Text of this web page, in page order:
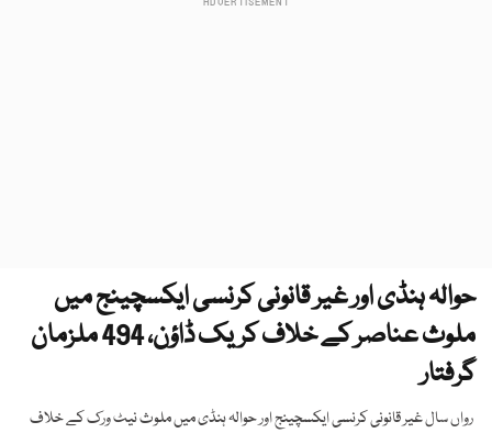
حوالہ ہنڈی اور غیر قانونی کرنسی ایکسچینج میں
ملوث عناصر کے خلاف کریک ڈاؤن، 494 ملزمان
گرفتار
رواں سال غیر قانونی کرنسی ایکسچینج اور حوالہ ہنڈی میں ملوث نیٹ ورک کے خلاف